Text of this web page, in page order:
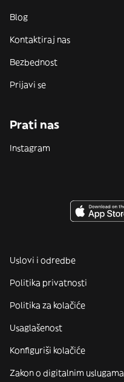
Blog
Kontaktiraj nas
Bezbednost
Prijavi se
Prati nas
Instagram
Uslovi i odredbe
Politika privatnosti
Politika za kolačiće
Usaglašenost
Konfiguriši kolačiće
Zakon o digitalnim uslugama